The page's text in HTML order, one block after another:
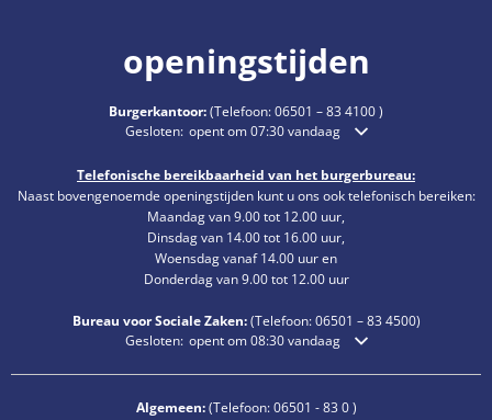
openingstijden
Burgerkantoor:(Telefoon:06501 – 83 4100)
Klik om extra openings- of sluitingstijden te verbergen
Gesloten: opent om 07:30 vandaag
Telefonische bereikbaarheid van het burgerbureau:
Naast bovengenoemde openingstijden kunt u ons ook telefonisch bereiken:
Maandag van 9.00 tot 12.00 uur,
Dinsdag van 14.00 tot 16.00 uur,
Woensdag vanaf 14.00 uur en
Donderdag van 9.00 tot 12.00 uur
Bureau voor Sociale Zaken:(Telefoon:06501 – 834500)
Klik om extra openings- of sluitingstijden te verbergen
Gesloten: opent om 08:30 vandaag
Algemeen:(Telefoon:06501 - 83 0)